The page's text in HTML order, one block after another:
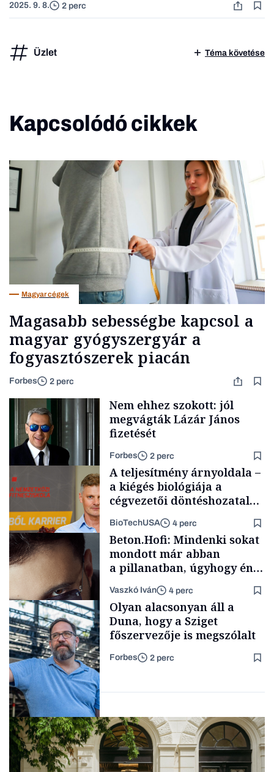
2025. 9. 8. 2 perc
Üzlet Téma követése
Kapcsolódó cikkek
Magyar cégek
Magasabb sebességbe kapcsol a
magyar gyógyszergyár a
fogyasztószerek piacán
Forbes 2 perc
Politika
Nem ehhez szokott: jól
megvágták Lázár János
fizetését
Forbes 2 perc
Content Lab HUB
A teljesítmény árnyoldala –
a kiégés biológiája a
cégvezetői döntéshozatal
BioTechUSA 4 perc
Forbes-sztori
Beton.Hofi: Mindenki sokat
mondott már abban
a pillanatban, úgyhogy én
a legsarkosabb
gondolataimat akartam
kimondani
Vaszkó Iván 4 perc
Társadalom
Olyan alacsonyan áll a
Duna, hogy a Sziget
főszervezője is megszólalt
Forbes 2 perc